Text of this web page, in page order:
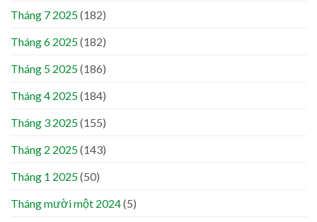
Tháng 7 2025(182)
Tháng 6 2025(182)
Tháng 5 2025(186)
Tháng 4 2025(184)
Tháng 3 2025(155)
Tháng 2 2025(143)
Tháng 1 2025(50)
Tháng mười một 2024(5)